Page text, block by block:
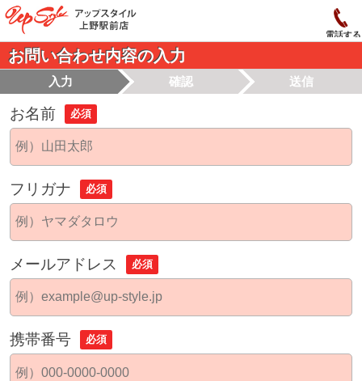
電話する
お問い合わせ内容の入力
入力 確認 送信
お名前 必須
フリガナ 必須
メールアドレス 必須
携帯番号 必須